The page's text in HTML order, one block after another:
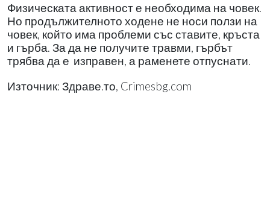
Физическата активност е необходима на човек.
Но продължителното ходене не носи ползи на
човек, който има проблеми със ставите, кръста
и гърба. За да не получите травми, гърбът
трябва да е изправен, а раменете отпуснати.
Източник: Здраве.то, Crimesbg.com